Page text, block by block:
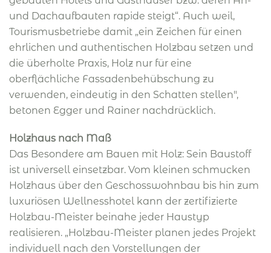
und Dachaufbauten rapide steigt“. Auch weil,
Tourismusbetriebe damit „ein Zeichen für einen
ehrlichen und authentischen Holzbau setzen und
die überholte Praxis, Holz nur für eine
oberflächliche Fassadenbehübschung zu
verwenden, eindeutig in den Schatten stellen",
betonen Egger und Rainer nachdrücklich.
Holzhaus nach Maß
Das Besondere am Bauen mit Holz: Sein Baustoff
ist universell einsetzbar. Vom kleinen schmucken
Holzhaus über den Geschosswohnbau bis hin zum
luxuriösen Wellnesshotel kann der zertifizierte
Holzbau-Meister beinahe jeder Haustyp
realisieren. „Holzbau-Meister planen jedes Projekt
individuell nach den Vorstellungen der